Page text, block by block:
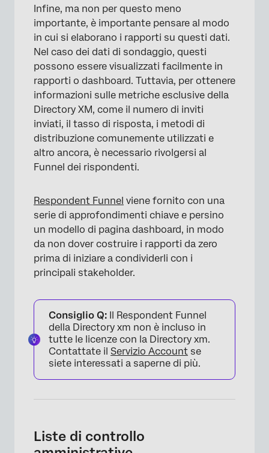
Infine, ma non per questo meno
importante, è importante pensare al modo
in cui si elaborano i rapporti su questi dati.
Nel caso dei dati di sondaggio, questi
possono essere visualizzati facilmente in
rapporti o dashboard. Tuttavia, per ottenere
informazioni sulle metriche esclusive della
Directory XM, come il numero di inviti
inviati, il tasso di risposta, i metodi di
distribuzione comunemente utilizzati e
altro ancora, è necessario rivolgersi al
Funnel dei rispondenti.
Respondent Funnel viene fornito con una
serie di approfondimenti chiave e persino
un modello di pagina dashboard, in modo
da non dover costruire i rapporti da zero
prima di iniziare a condividerli con i
principali stakeholder.
Consiglio Q: Il Respondent Funnel
della Directory xm non è incluso in
tutte le licenze con la Directory xm.
Contattate il Servizio Account se
siete interessati a saperne di più.
Liste di controllo